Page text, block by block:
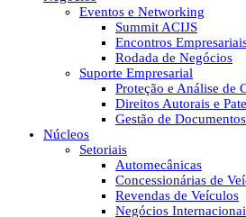
Eventos e Networking
Summit ACIJS
Encontros
Rodada de Negócios
Suporte Empresarial
Proteção e Análise de
Direitos Autorais e
Gestão de
Núcleos
Setoriais
Automecânicas
Concessionárias de
Revendas de Veículos
Negócios